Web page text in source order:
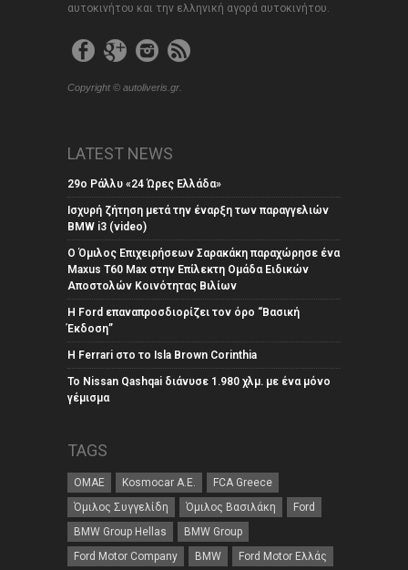
αυτοκινήτου και την ελληνική αγορά αυτοκινήτου.
Copyright © autoliveris.gr.
LATEST NEWS
29ο Ράλλυ «24 Ώρες Ελλάδα»
Ισχυρή ζήτηση μετά την έναρξη των παραγγελιών
BMW i3 (video)
Ο Όμιλος Επιχειρήσεων Σαρακάκη παραχώρησε ένα
Maxus T60 Max στην Επίλεκτη Ομάδα Ειδικών
Αποστολών Κοινότητας Βιλίων
Η Ford επαναπροσδιορίζει τον όρο “Βασική
Έκδοση”
Η Ferrari στο το Isla Brown Corinthia
Το Nissan Qashqai διάνυσε 1.980 χλμ. με ένα μόνο
γέμισμα
TAGS
ΟΜΑΕ Kosmocar Α.Ε.
FCA Greece
Όμιλος Συγγελίδη
Όμιλος Βασιλάκη
Ford
BMW Group Hellas
BMW Group
Ford Motor Company
BMW Ford Motor Ελλάς